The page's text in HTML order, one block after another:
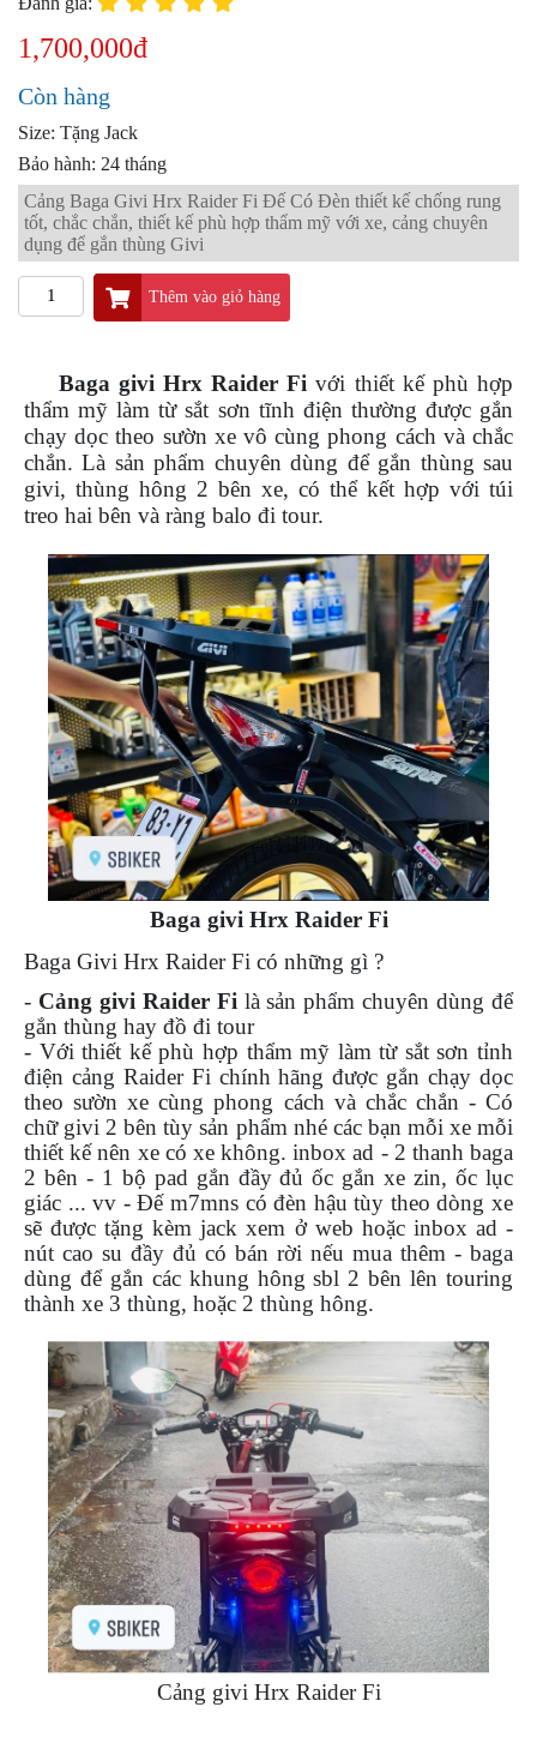
ĐỒ
PG1
PHỤ
KIỆN
YAMAHA
PG-
1
CẢNG
GIVI
ZR
CHƠI
XE
PHỤ
KIỆN
XSR
155
MƯA
GIVI
GĂNG
TAY
MOTO
DƯỠNG
SÊN
BALO
TÚI
ĐEO
GIVI
ÁO
GIÁP
MOTO
TAI
NGHE
GẮN
MŨ
BẢO
HIỂM
BỘ
VÁ
XE
STOP
GO
PHỤ
KIỆN
MOTOWOLF
KẸP
ĐIỆN
THOẠI
XE
MÁY
PHỤ
KIỆN
PHƯỢT
1,700,000đ
Còn hàng
Size: Tặng Jack
Bảo hành: 24 tháng
Cảng Baga Givi Hrx Raider Fi Đế Có Đèn thiết kế chống rung
tốt, chắc chắn, thiết kế phù hợp thẩm mỹ với xe, cảng chuyên
dụng để gắn thùng Givi
Thêm vào giỏ hàng
Baga givi Hrx Raider Fivới thiết kế phù hợp
thẩm mỹ làm từ sắt sơn tĩnh điện thường được gắn
chạy dọc theo sườn xe vô cùng phong cách và chắc
chắn. Là sản phẩm chuyên dùng để gắn thùng sau
givi, thùng hông 2 bên xe, có thể kết hợp với túi
treo hai bên và ràng balo đi tour.
Baga givi Hrx Raider Fi
Baga Givi Hrx Raider Fi có những gì ?
- Cảng givi Raider Fi là sản phẩm chuyên dùng để
gắn thùng hay đồ đi tour
- Với thiết kế phù hợp thẩm mỹ làm từ sắt sơn tỉnh
điện cảng Raider Fi chính hãng được gắn chạy dọc
theo sườn xe cùng phong cách và chắc chắn - Có
chữ givi 2 bên tùy sản phẩm nhé các bạn mỗi xe mỗi
thiết kế nên xe có xe không. inbox ad - 2 thanh baga
2 bên - 1 bộ pad gắn đầy đủ ốc gắn xe zin, ốc lục
giác ... vv - Đế m7mns có đèn hậu tùy theo dòng xe
sẽ được tặng kèm jack xem ở web hoặc inbox ad -
nút cao su đầy đủ có bán rời nếu mua thêm - baga
dùng để gắn các khung hông sbl 2 bên lên touring
thành xe 3 thùng, hoặc 2 thùng hông.
Cảng givi Hrx Raider Fi